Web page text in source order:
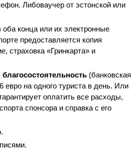
Либоваучер от эстонской или
оба конца или их электронные
предоставляется копия
страховка «Гринкарта» и
(банковская
на одного туриста в день. Или
оплатить все расходы,
спонсора и справка с его